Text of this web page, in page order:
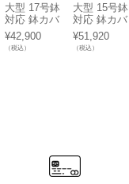
大型 17号鉢
対応 鉢カバ
ー 「 クレ
イポット
（CLAYPO
¥42,900
（税込）
大型 15号鉢
対応 鉢カバ
ー 「 クレ
イポット
（CLAYPO
¥51,920
（税込）